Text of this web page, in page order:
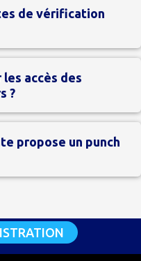
de vérification
accès des
?
propose un punch